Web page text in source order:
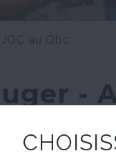
au Qbc
-
au
: